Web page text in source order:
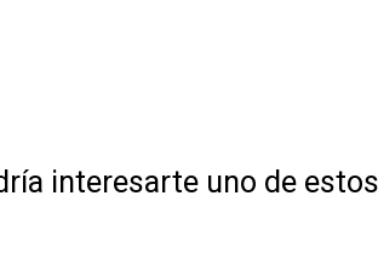
interesarte uno de estos